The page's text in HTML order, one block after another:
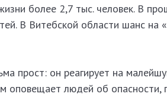
более 2,7 тыс. человек. В
В Витебской области шанс на
прост: он реагирует на
оповещает людей об опасности,